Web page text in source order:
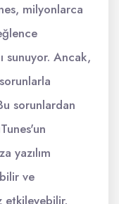
milyonlarca
sunuyor. Ancak,
sorunlardan
yazılım
ve
etkileyebilir.